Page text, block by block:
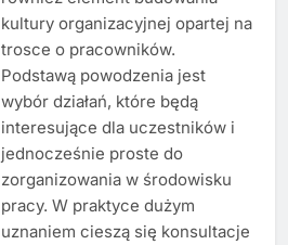
kultury organizacyjnej opartej na
trosce o pracowników.
Podstawą powodzenia jest
wybór działań, które będą
interesujące dla uczestników i
jednocześnie proste do
zorganizowania w środowisku
pracy. W praktyce dużym
uznaniem cieszą się konsultacje